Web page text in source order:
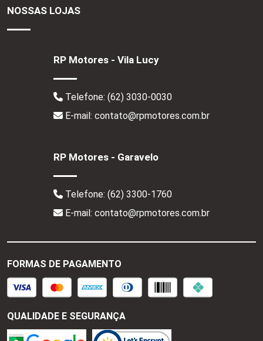
NOSSAS LOJAS
RP Motores - Vila Lucy
Telefone: (62) 3030-0030
E-mail: contato@rpmotores.com.br
RP Motores - Garavelo
Telefone: (62) 3300-1760
E-mail: contato@rpmotores.com.br
FORMAS DE PAGAMENTO
QUALIDADE E SEGURANÇA